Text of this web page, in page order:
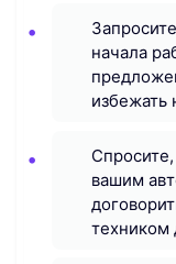
начала
избежать
вашим
техником